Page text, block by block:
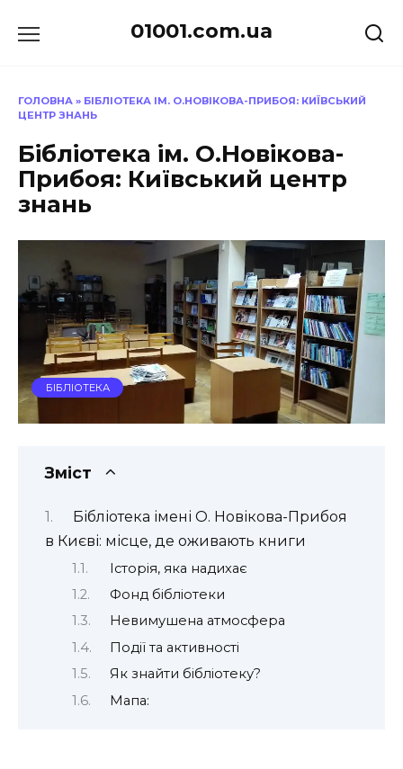
до
01001.com.ua
ГОЛОВНА » БІБЛІОТЕКА ІМ. О.НОВІКОВА-ПРИБОЯ: КИЇВСЬКИЙ
ЦЕНТР ЗНАНЬ
Бібліотека ім. О.Новікова-
Прибоя: Київський центр
знань
БІБЛІОТЕКА
Зміст
Бібліотека імені О. Новікова-Прибоя
в Києві: місце, де оживають книги
Історія, яка надихає
Фонд бібліотеки
Невимушена атмосфера
Події та активності
Як знайти бібліотеку?
Мапа: